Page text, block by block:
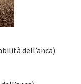
dell’anca)